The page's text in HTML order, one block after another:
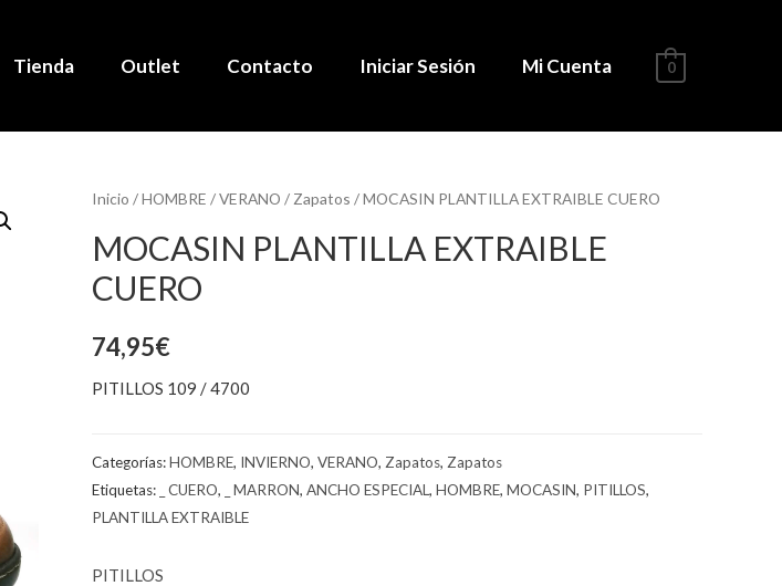
Tienda Outlet Contacto Iniciar Sesión Mi Cuenta 0
Inicio /HOMBRE /VERANO / Zapatos / MOCASIN PLANTILLA EXTRAIBLE CUERO
MOCASIN PLANTILLA EXTRAIBLE
CUERO
74,95€
PITILLOS 109 / 4700
Categorías:HOMBRE, INVIERNO, VERANO, Zapatos, Zapatos
Etiquetas:
_ CUERO, _ MARRON, ANCHO ESPECIAL, HOMBRE, MOCASIN, PITILLOS,
PLANTILLA EXTRAIBLE
PITILLOS